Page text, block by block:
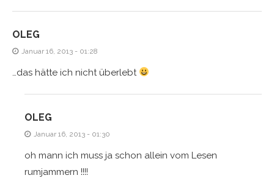
OLEG
Januar 16, 2013 - 01:28
…das hätte ich nicht überlebt
OLEG
Januar 16, 2013 - 01:30
oh mann ich muss ja schon allein vom Lesen
rumjammern !!!!